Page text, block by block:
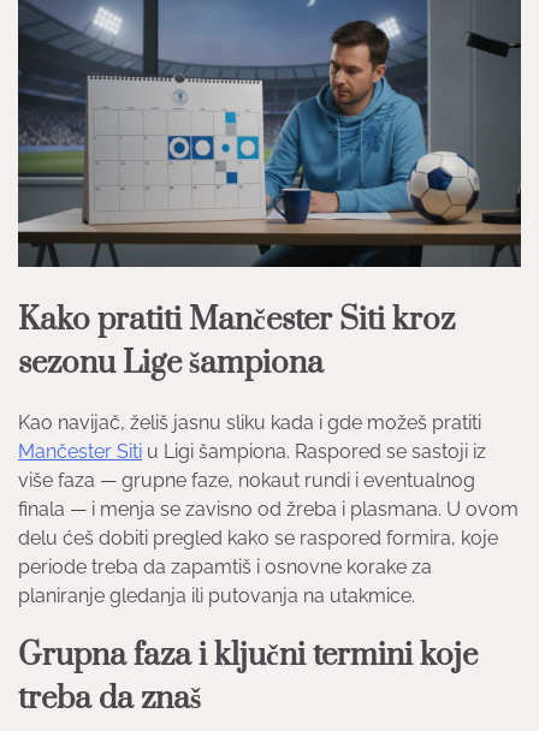
Kako pratiti Mančester Siti kroz
sezonu Lige šampiona
Kao navijač, želiš jasnu sliku kada i gde možeš pratiti
Mančester Siti u Ligi šampiona. Raspored se sastoji iz
više faza — grupne faze, nokaut rundi i eventualnog
finala — i menja se zavisno od žreba i plasmana. U ovom
delu ćeš dobiti pregled kako se raspored formira, koje
periode treba da zapamtiš i osnovne korake za
planiranje gledanja ili putovanja na utakmice.
Grupna faza i ključni termini koje
treba da znaš